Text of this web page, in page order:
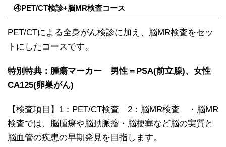
④PET/CT検診+脳MR検査コース
PET/CTによる全身がん検診に加え、脳MR検査をセッ
トにしたコースです。
特別特典：腫瘍マーカー 男性＝PSA(前立腺)、女性
CA125(卵巣がん)
【検査項目】1：PET/CT検査 2：脳MR検査 ・脳MR
検査では、脳腫瘍や脳動脈瘤・脳梗塞など脳の実質と
脳血管の疾患の早期発見を目指します。